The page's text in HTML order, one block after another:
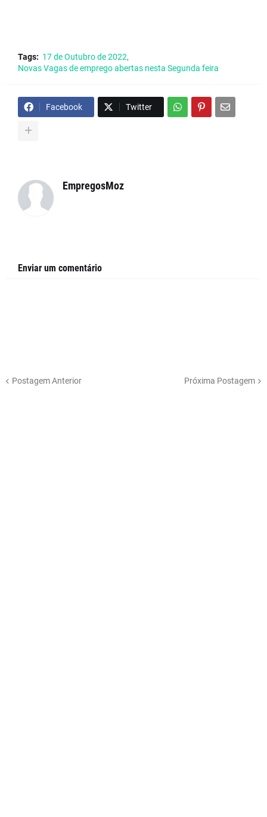
Tags: 17 de Outubro de 2022
Novas Vagas de emprego abertas nesta Segunda feira
Facebook Twitter
EmpregosMoz
Enviar um comentário
Postagem Anterior Próxima Postagem